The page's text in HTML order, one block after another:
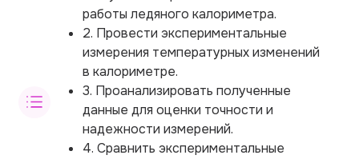
работы ледяного калориметра.
2. Провести экспериментальные
измерения температурных изменений
в калориметре.
3. Проанализировать полученные
данные для оценки точности и
надежности измерений.
4. Сравнить экспериментальные